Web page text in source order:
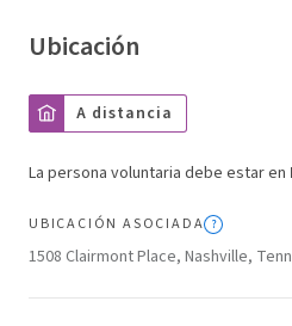
Ubicación
A distancia
La persona voluntaria debe estar en
UBICACIÓN ASOCIADA
1508 Clairmont Place, Nashville,